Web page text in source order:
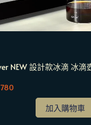
NEW 設計款冰滴 冰
加入購物車